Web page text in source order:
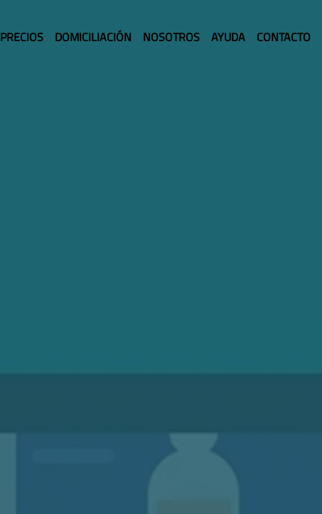
PRECIOS DOMICILIACIÓN NOSOTROS AYUDA CONTACTO